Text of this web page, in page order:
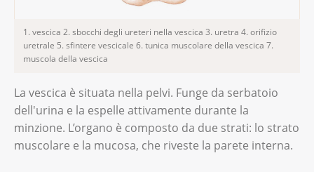
1. vescica 2. sbocchi degli ureteri nella vescica 3. uretra 4. orifizio
uretrale 5. sfintere vescicale 6. tunica muscolare della vescica 7.
muscola della vescica
La vescica è situata nella pelvi. Funge da serbatoio
dell'urina e la espelle attivamente durante la
minzione. L’organo è composto da due strati: lo strato
muscolare e la mucosa, che riveste la parete interna.